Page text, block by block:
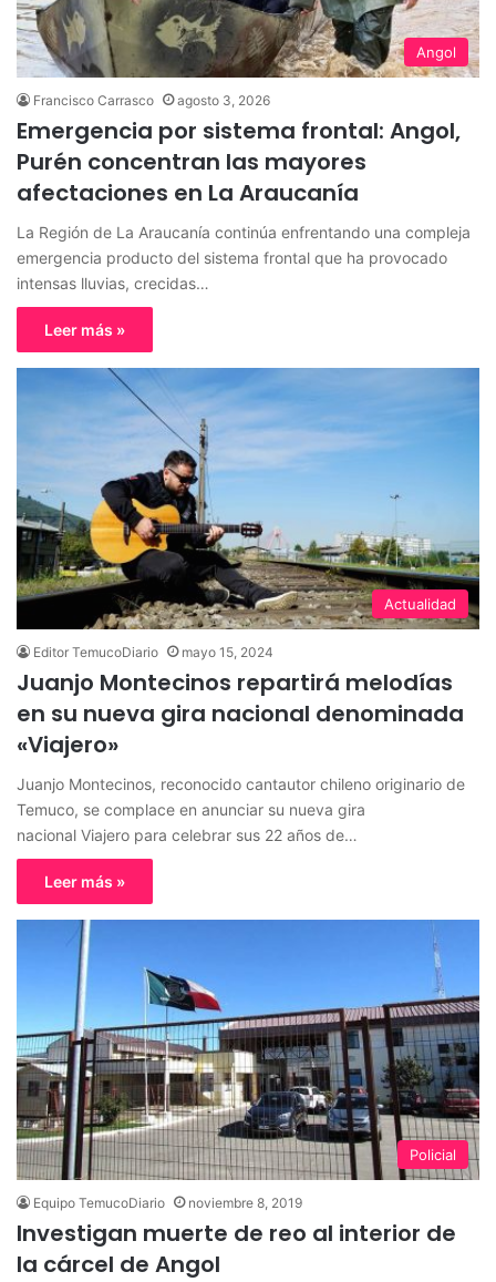
Angol
Francisco Carrasco agosto 3, 2026
Emergencia por sistema frontal: Angol,
Purén concentran las mayores
afectaciones en La Araucanía
La Región de La Araucanía continúa enfrentando una compleja
emergencia producto del sistema frontal que ha provocado
intensas lluvias, crecidas…
Leer más »
Actualidad
Editor TemucoDiario mayo 15, 2024
Juanjo Montecinos repartirá melodías
en su nueva gira nacional denominada
«Viajero»
Juanjo Montecinos, reconocido cantautor chileno originario de
Temuco, se complace en anunciar su nueva gira
nacional Viajero para celebrar sus 22 años de…
Leer más »
Policial
Equipo TemucoDiario noviembre 8, 2019
Investigan muerte de reo al interior de
la cárcel de Angol